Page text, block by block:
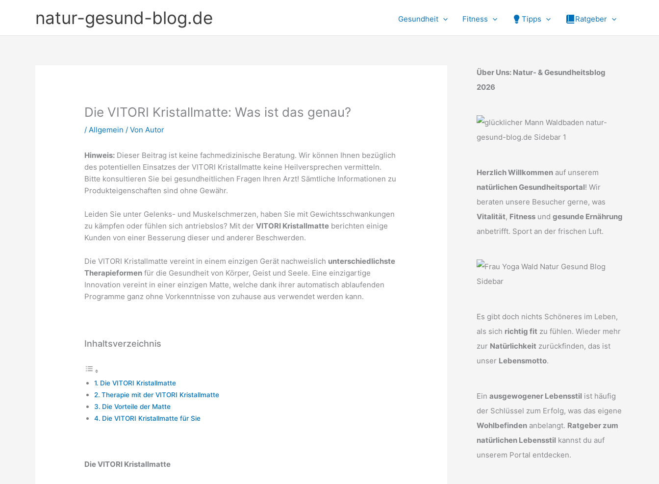
natur-gesund-blog.de Gesundheit Fitness Tipps Ratgeber
Die VITORI Kristallmatte: Was ist das genau?
/Allgemein / VonAutor
Hinweis: Dieser Beitrag ist keine fachmedizinische Beratung. Wir können Ihnen bezüglich
des potentiellen Einsatzes der VITORI Kristallmatte keine Heilversprechen vermitteln.
Bitte konsultieren Sie bei gesundheitlichen Fragen Ihren Arzt! Sämtliche Informationen zu
Produkteigenschaften sind ohne Gewähr.
Leiden Sie unter Gelenks- und Muskelschmerzen, haben Sie mit Gewichtsschwankungen
zu kämpfen oder fühlen sich antriebslos? Mit derVITORI Kristallmatte berichten einige
Kunden von einer Besserung dieser und anderer Beschwerden.
Die VITORI Kristallmatte vereint in einem einzigen Gerät nachweislich unterschiedlichste
Therapieformen für die Gesundheit von Körper, Geist und Seele. Eine einzigartige
Innovation vereint in einer einzigen Matte, welche dank ihrer automatisch ablaufenden
Programme ganz ohne Vorkenntnisse von zuhause aus verwendet werden kann.
Inhaltsverzeichnis
Die VITORI Kristallmatte
Therapie mit der VITORI Kristallmatte
Die Vorteile der Matte
Die VITORI Kristallmatte für Sie
Die VITORI Kristallmatte
Über Uns: Natur- & Gesundheitsblog
2026
Herzlich Willkommen auf unserem
natürlichen Gesundheitsportal! Wir
beraten unsere Besucher gerne, was
Vitalität, Fitness und gesunde Ernährung
anbetrifft. Sport an der frischen Luft.
Es gibt doch nichts Schöneres im Leben,
als sich richtig fit zu fühlen. Wieder mehr
zur Natürlichkeit zurückfinden, das ist
unser Lebensmotto.
Ein ausgewogener Lebensstil ist häufig
der Schlüssel zum Erfolg, was das eigene
Wohlbefinden anbelangt. Ratgeber zum
natürlichen Lebensstil kannst du auf
unserem Portal entdecken.